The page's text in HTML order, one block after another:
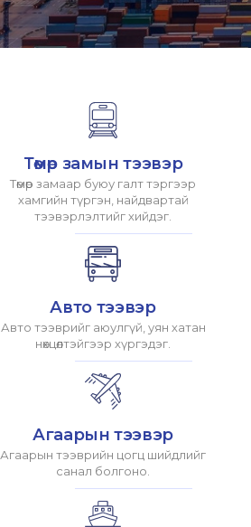
Төмөр замын тээвэр
Төмөр замаар буюу галт тэргээр
хамгийн түргэн, найдвартай
тээвэрлэлтийг хийдэг.
Авто тээвэр
Авто тээврийг аюулгүй, уян хатан
нөхцөлтэйгээр хүргэдэг.
Агаарын тээвэр
Агаарын тээврийн цогц шийдлийг
санал болгоно.